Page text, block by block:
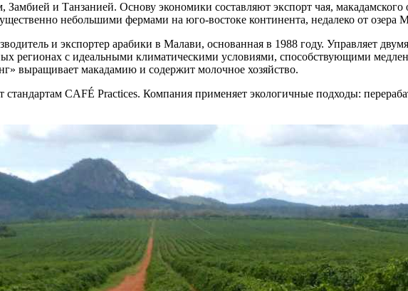
и Танзанией. Основу экономики составляют экспорт чая, макадамского
небольшими фермами на юго-востоке континента, недалеко от озера
и экспортер арабики в Малави, основанная в 1988 году. Управляет
регионах с идеальными климатическими условиями, способствующими
выращивает макадамию и содержит молочное хозяйство.
стандартам CAFÉ Practices. Компания применяет экологичные подходы: